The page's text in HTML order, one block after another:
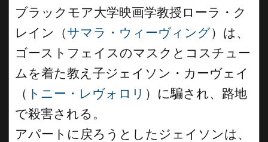
ブラックモア大学映画学教授ローラ・ク
レイン（サマラ・ウィーヴィング）は、
ゴーストフェイスのマスクとコスチュー
ムを着た教え子ジェイソン・カーヴェイ
（ トニー・レヴォロリ ）に騙され、路地
で殺害される。
アパートに戻ろうとしたジェイソンは、